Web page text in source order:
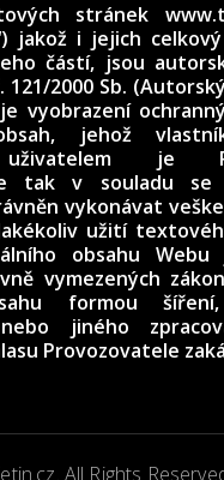
stránek
jakož i jejich
částí, jsou
121/2000 Sb.
vyobrazení
jehož
uživatelem je
tak v souladu se
vykonávat
užití
obsahu
vymezených
formou šíření,
nebo jiného
Provozovatele
All Rights